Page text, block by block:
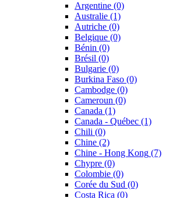
Argentine (0)
Australie (1)
Autriche (0)
Belgique (0)
Bénin (0)
Brésil (0)
Bulgarie (0)
Burkina Faso (0)
Cambodge (0)
Cameroun (0)
Canada (1)
Canada - Québec (1)
Chili (0)
Chine (2)
Chine - Hong Kong (7)
Chypre (0)
Colombie (0)
Corée du Sud (0)
Costa Rica (0)